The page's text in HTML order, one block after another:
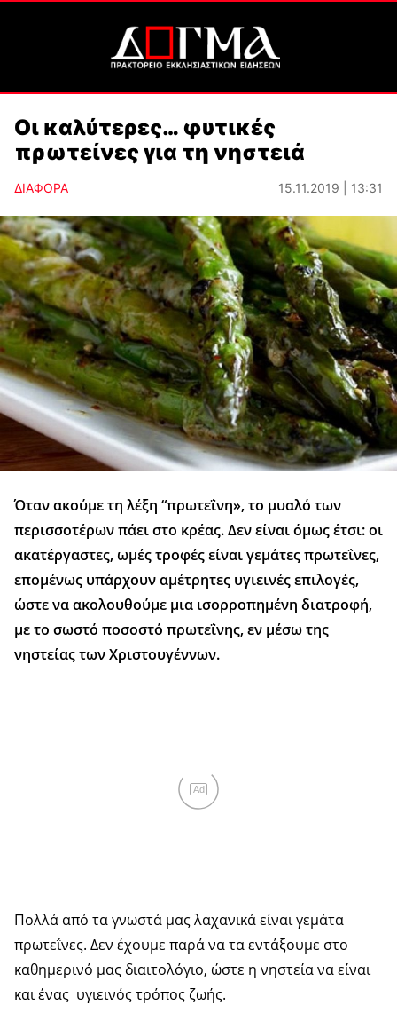
Οι καλύτερες… φυτικές
πρωτείνες για τη νηστειά
ΔΙΑΦΟΡΑ 15.11.2019 | 13:31
Όταν ακούμε τη λέξη “πρωτεΐνη», το μυαλό των
περισσοτέρων πάει στο κρέας. Δεν είναι όμως έτσι: οι
ακατέργαστες, ωμές τροφές είναι γεμάτες πρωτεΐνες,
επομένως υπάρχουν αμέτρητες υγιεινές επιλογές,
ώστε να ακολουθούμε μια ισορροπημένη διατροφή,
με το σωστό ποσοστό πρωτεΐνης, εν μέσω της
νηστείας των Χριστουγέννων.
Ad
Πολλά από τα γνωστά μας λαχανικά είναι γεμάτα
πρωτεΐνες. Δεν έχουμε παρά να τα εντάξουμε στο
καθημερινό μας διαιτολόγιο, ώστε η νηστεία να είναι
και ένας υγιεινός τρόπος ζωής.